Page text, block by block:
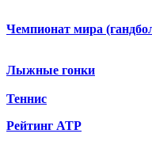
Чемпионат мира
Лыжные гонки
Теннис
Рейтинг ATP